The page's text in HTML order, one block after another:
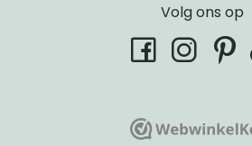
Volg ons op
facebook
WebwinkelKeurWebwinkelKeur